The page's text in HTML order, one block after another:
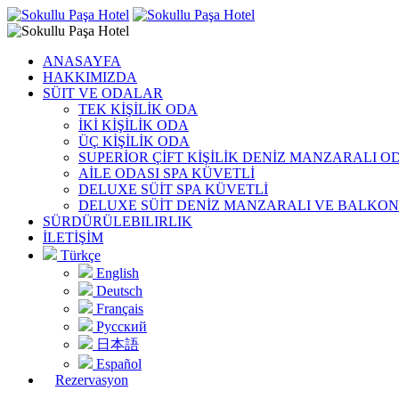
ANASAYFA
HAKKIMIZDA
SÜIT VE ODALAR
TEK KİŞİLİK ODA
İKİ KİŞİLİK ODA
ÜÇ KİŞİLİK ODA
SUPERİOR ÇİFT KİŞİLİK DENİZ MANZARALI
AİLE ODASI SPA KÜVETLİ
DELUXE SÜİT SPA KÜVETLİ
DELUXE SÜİT DENİZ MANZARALI VE
SÜRDÜRÜLEBILIRLIK
İLETİŞİM
Türkçe
English
Deutsch
Français
Русский
日本語
Español
Rezervasyon